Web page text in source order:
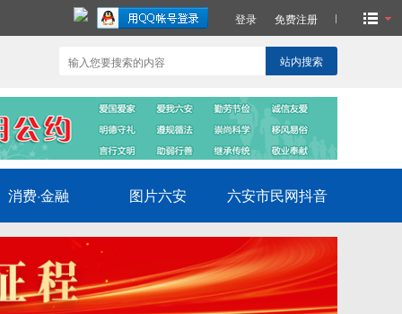
登录 免费注册
站内搜索
消费·金融 图片六安 六安市民网抖音